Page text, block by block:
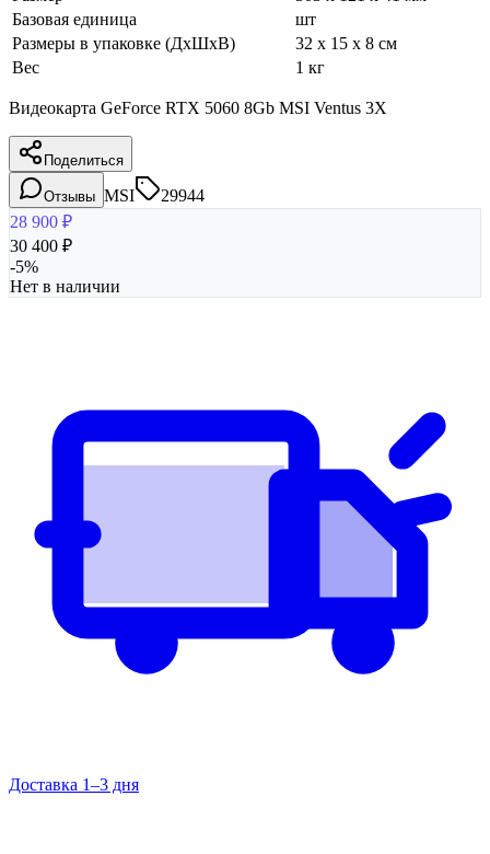
Базовая единица
шт
Размеры в упаковке (ДхШхВ)
32 x 15 x 8 см
Вес
1 кг
Видеокарта GeForce RTX 5060 8Gb MSI Ventus 3X
Поделиться
Отзывы MSI
29944
28 900 ₽
30 400 ₽
-5%
Нет в наличии
Доставка 1–3 дня